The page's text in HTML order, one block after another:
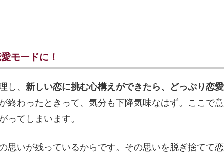
モードに！
し、 新しい恋に挑む心構えができたら、どっぷり恋愛
終わったときって、気分も下降気味なはず。ここで意
ってしまいます。
思いが残っているからです。その思いを脱ぎ捨てて恋